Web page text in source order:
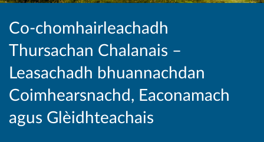
Co-chomhairleachadh
Thursachan Chalanais –
Leasachadh bhuannachdan
Coimhearsnachd, Eaconamach
agus Glèidhteachais